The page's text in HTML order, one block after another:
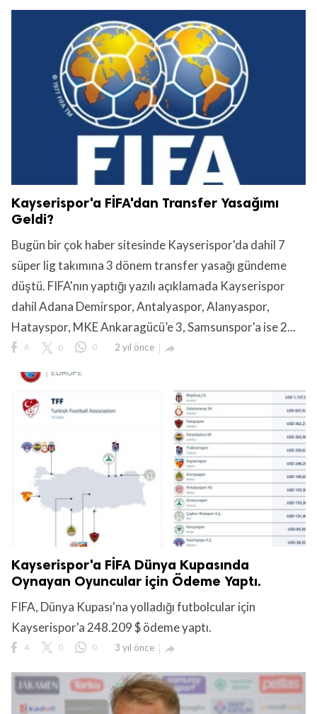
Kayserispor'a FİFA'dan Transfer Yasağımı
Geldi?
Bugün bir çok haber sitesinde Kayserispor'da dahil 7
süper lig takımına 3 dönem transfer yasağı gündeme
düştü. FIFA'nın yaptığı yazılı açıklamada Kayserispor
dahil Adana Demirspor, Antalyaspor, Alanyaspor,
Hatayspor, MKE Ankaragücü’e 3, Samsunspor'a ise 2...
6 0 0 2 yıl önce 
Kayserispor'a FİFA Dünya Kupasında
Oynayan Oyuncular için Ödeme Yaptı.
FIFA, Dünya Kupası'na yolladığı futbolcular için
Kayserispor'a 248.209 $ ödeme yaptı.
4 0 0 3 yıl önce 